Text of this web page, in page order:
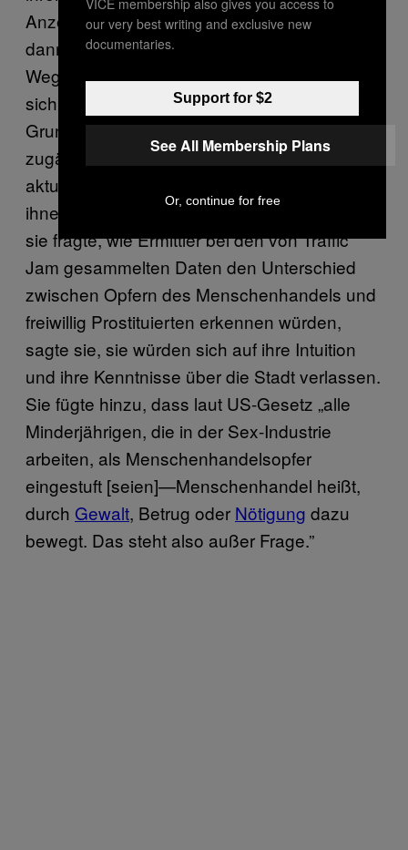
Anzeige eine neue Telefonnummer hatte,
dann hatte der Zuhälter vermutlich ein neues
Wegwerftelefon gekauft; Traffic Jam merkte
sich diese Information automatisch. Der
Grundgedanke ist es, die bereits
zugänglichen Daten zu nutzen, um immer
aktuelle Informationen zu den Tätern und den
ihnen zuordenbaren Opfern zu haben. Als ich
sie fragte, wie Ermittler bei den von Traffic
Jam gesammelten Daten den Unterschied
zwischen Opfern des Menschenhandels und
freiwillig Prostituierten erkennen würden,
sagte sie, sie würden sich auf ihre Intuition
und ihre Kenntnisse über die Stadt verlassen.
Sie fügte hinzu, dass laut US-Gesetz „alle
Minderjährigen, die in der Sex-Industrie
arbeiten, als Menschenhandelsopfer
eingestuft [seien]—Menschenhandel heißt,
durch Gewalt, Betrug oder Nötigung dazu
bewegt. Das steht also außer Frage.”
our very best writing and exclusive new
documentaries.
Support for $2
See All Membership Plans
Or, continue for free